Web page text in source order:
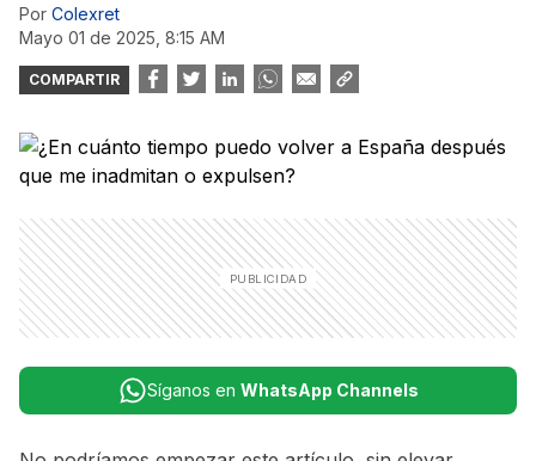
Por Colexret
mayo 01 de 2025, 8:15 AM
COMPARTIR
Síganos en WhatsApp Channels